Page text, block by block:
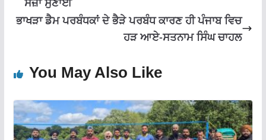
ਭਾਖੜਾ ਡੈਮ ਪਰਬੰਧਕਾਂ ਦੇ ਭੈੜੇ ਪਰਬੰਧ ਕਾਰਣ ਹੀ ਪੰਜਾਬ ਵਿਚ
ਹੜ ਆਏ-ਸਤਨਾਮ ਸਿੰਘ ਚਾਹਲ
You May Also Like